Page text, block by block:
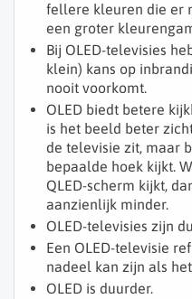
fellere kleuren die er
een groter
Bij OLED-televisies
klein) kans op
nooit voorkomt.
OLED biedt betere
is het beeld beter
de televisie zit, maar
bepaalde hoek kijkt.
QLED-scherm kijkt,
aanzienlijk minder.
OLED-televisies zijn
Een OLED-televisie
nadeel kan zijn als
OLED is duurder.